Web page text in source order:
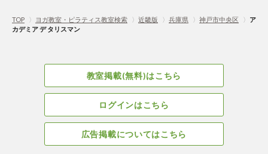
TOP 〉 ヨガ教室・ピラティス教室検索 〉 近畿版 〉 兵庫県 〉 神戸市中央区 〉 ア
カデミア デ タリスマン
教室掲載(無料)はこちら
ログインはこちら
広告掲載についてはこちら